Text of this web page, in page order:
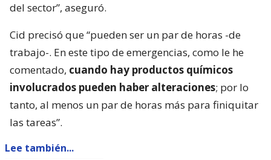
del sector”, aseguró.
Cid precisó que “pueden ser un par de horas -de
trabajo-. En este tipo de emergencias, como le he
comentado, cuando hay productos químicos
involucrados pueden haber alteraciones; por lo
tanto, al menos un par de horas más para finiquitar
las tareas”.
Lee también...